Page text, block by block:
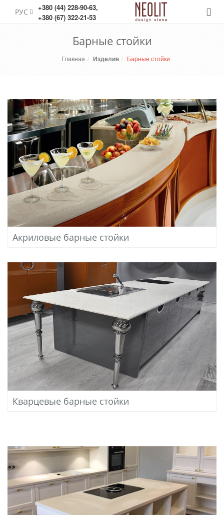
РУС +380 (44) 228-90-63,
+380 (67) 322-21-53
Меню
Барные стойки
Главная Изделия Барные стойки
Акриловые барные стойки
Кварцевые барные стойки